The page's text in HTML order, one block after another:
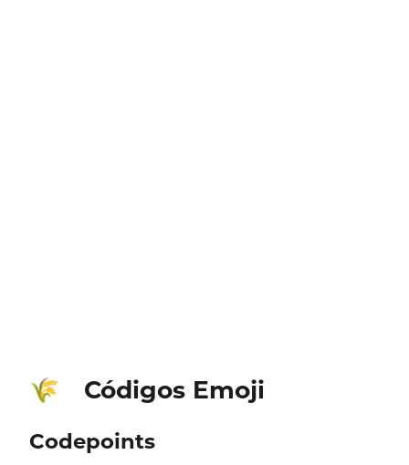
🌾 Códigos Emoji
Codepoints